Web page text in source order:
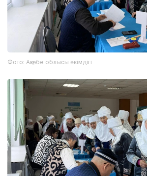
Фото: Ақтөбе облысы әкімдігі